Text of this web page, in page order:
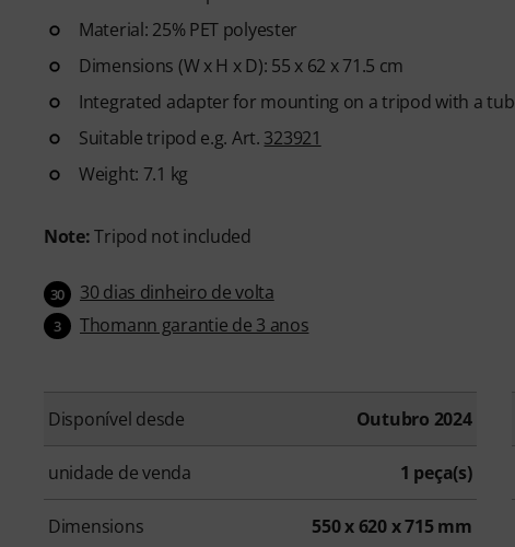
Material: 25% PET polyester
Dimensions (W x H x D): 55 x 62 x 71.5 cm
Integrated adapter for mounting on a tripod with a
Suitable tripod e.g. Art. 323921
Weight: 7.1 kg
Note:Tripod not included
30 30 dias dinheiro de volta
3 Thomann garantie de 3 anos
Disponível desde Outubro 2024
unidade de venda 1 peça(s)
Dimensions 550 x 620 x 715 mm